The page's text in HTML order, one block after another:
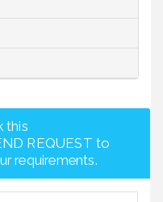
this
REQUEST to
requirements.